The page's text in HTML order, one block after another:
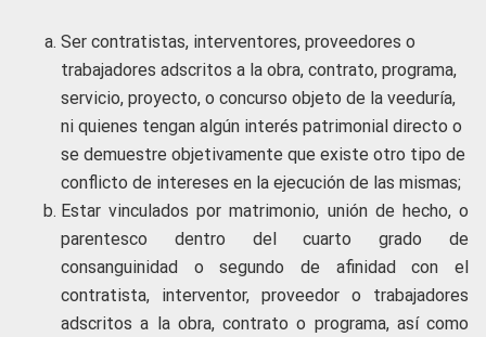
Ser contratistas, interventores, proveedores o
trabajadores adscritos a la obra, contrato, programa,
servicio, proyecto, o concurso objeto de la veeduría,
ni quienes tengan algún interés patrimonial directo o
se demuestre objetivamente que existe otro tipo de
conflicto de intereses en la ejecución de las mismas;
Estar vinculados por matrimonio, unión de hecho, o
parentesco dentro del cuarto grado de
consanguinidad o segundo de afinidad con el
contratista, interventor, proveedor o trabajadores
adscritos a la obra, contrato o programa, así como